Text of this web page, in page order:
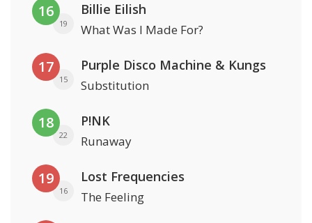
16
19
Billie Eilish
What Was I Made For?
17
15
Purple Disco Machine & Kungs
Substitution
18
22
P!NK
Runaway
19
16
Lost Frequencies
The Feeling